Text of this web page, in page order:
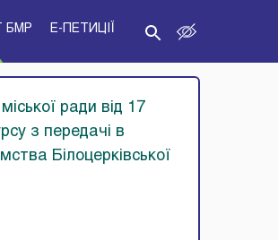
БМР E-ПЕТИЦІЇ
ради від 17
з передачі в
Білоцерківської